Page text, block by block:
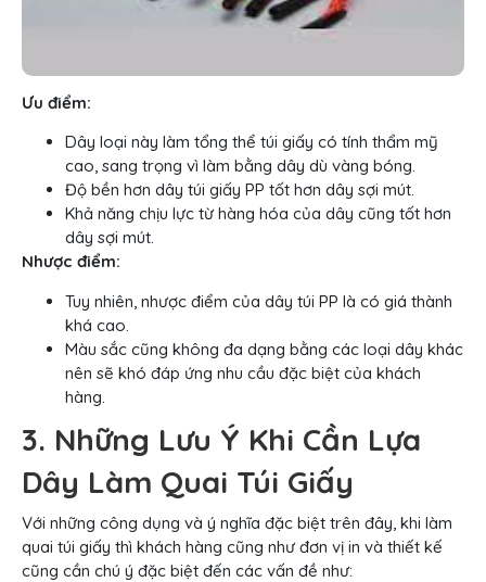
Ưu điểm:
Dây loại này làm tổng thể túi giấy có tính thẩm mỹ
cao, sang trọng vì làm bằng dây dù vàng bóng.
Độ bền hơn dây túi giấy PP tốt hơn dây sợi mút.
Khả năng chịu lực từ hàng hóa của dây cũng tốt hơn
dây sợi mút.
Nhược điểm:
Tuy nhiên, nhược điểm của dây túi PP là có giá thành
khá cao.
Màu sắc cũng không đa dạng bằng các loại dây khác
nên sẽ khó đáp ứng nhu cầu đặc biệt của khách
hàng.
3. Những Lưu Ý Khi Cần Lựa
Dây Làm Quai Túi Giấy
Với những công dụng và ý nghĩa đặc biệt trên đây, khi làm
quai túi giấy thì khách hàng cũng như đơn vị in và thiết kế
cũng cần chú ý đặc biệt đến các vấn đề như: